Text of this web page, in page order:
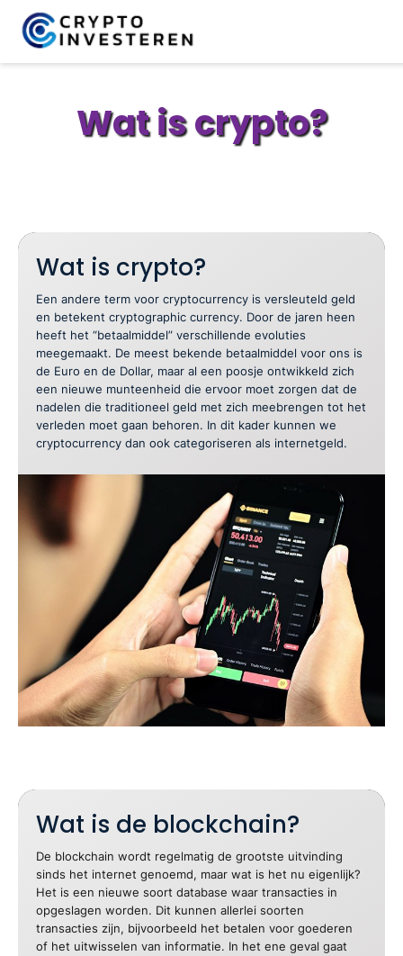
Wat is crypto?
Wat is crypto?
Een andere term voor cryptocurrency is versleuteld geld
en betekent cryptographic currency. Door de jaren heen
heeft het “betaalmiddel” verschillende evoluties
meegemaakt. De meest bekende betaalmiddel voor ons is
de Euro en de Dollar, maar al een poosje ontwikkeld zich
een nieuwe munteenheid die ervoor moet zorgen dat de
nadelen die traditioneel geld met zich meebrengen tot het
verleden moet gaan behoren. In dit kader kunnen we
cryptocurrency dan ook categoriseren als internetgeld.
Wat is de blockchain?
De blockchain wordt regelmatig de grootste uitvinding
sinds het internet genoemd, maar wat is het nu eigenlijk?
Het is een nieuwe soort database waar transacties in
opgeslagen worden. Dit kunnen allerlei soorten
transacties zijn, bijvoorbeeld het betalen voor goederen
of het uitwisselen van informatie. In het ene geval gaat